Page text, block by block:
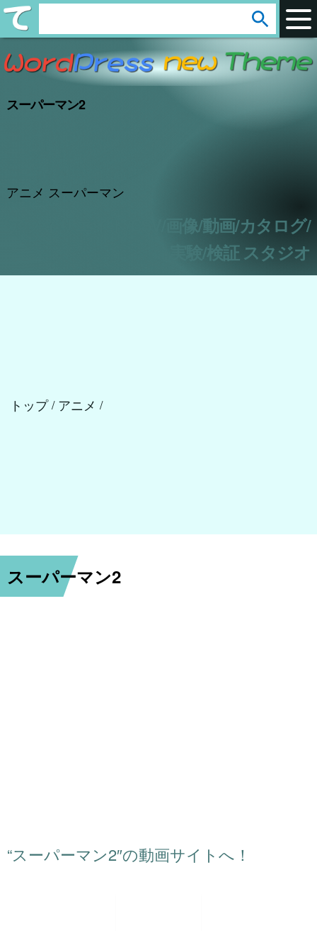
スーパーマン2
アニメ スーパーマン
アフィリエイト/CSV/画像/動画/カタログ/
実験/検証 スタジオ
e
a
c
arrow_circle_down
スーパーマン2
“スーパーマン2″の動画サイトへ！
トップ / アニメ /